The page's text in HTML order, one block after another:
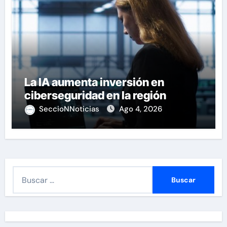
La IA aumenta inversión en
ciberseguridad en la región
SeccioNNoticias Ago 4, 2026